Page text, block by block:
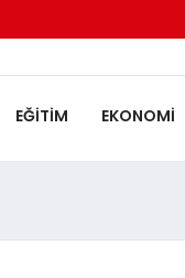
EĞITIM EKONOMI